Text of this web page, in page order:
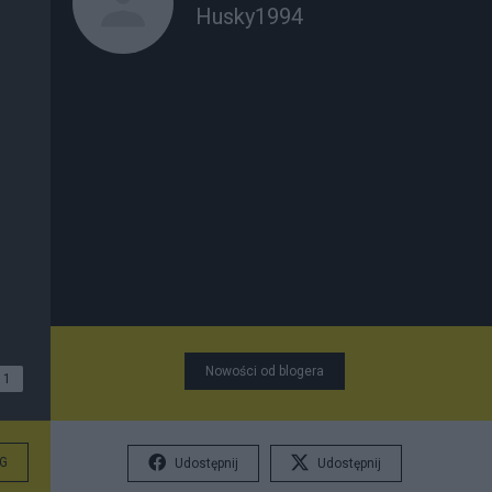
1
Husky1994
Nowości od blogera
Udostępnij Udostępnij